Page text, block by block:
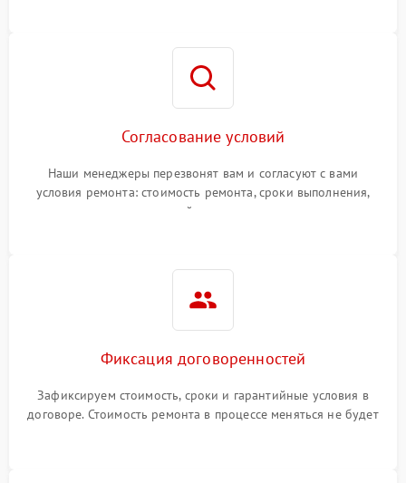
Согласование условий
Наши менеджеры перезвонят вам и согласуют с вами
условия ремонта: стоимость ремонта, сроки выполнения,
гарантийные условия
Фиксация договоренностей
Зафиксируем стоимость, сроки и гарантийные условия в
договоре. Стоимость ремонта в процессе меняться не будет